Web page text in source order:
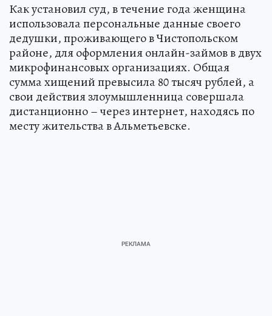
Как установил суд, в течение года женщина
использовала персональные данные своего
дедушки, проживающего в Чистопольском
районе, для оформления онлайн-займов в двух
микрофинансовых организациях. Общая
сумма хищений превысила 80 тысяч рублей, а
свои действия злоумышленница совершала
дистанционно – через интернет, находясь по
месту жительства в Альметьевске.